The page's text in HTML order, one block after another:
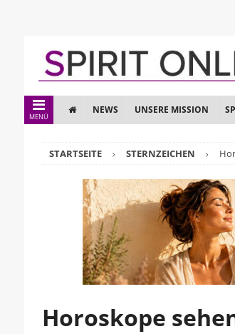
MENÜ
NEWS UNSERE MISSION
STARTSEITE STERNZEICHEN
Horoskope